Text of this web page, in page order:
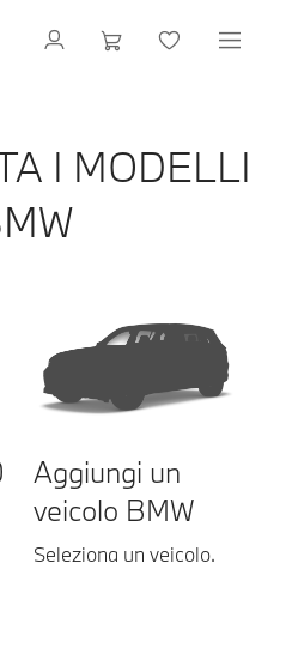
I MODELLI
Aggiungi un
veicolo BMW
Seleziona un veicolo.